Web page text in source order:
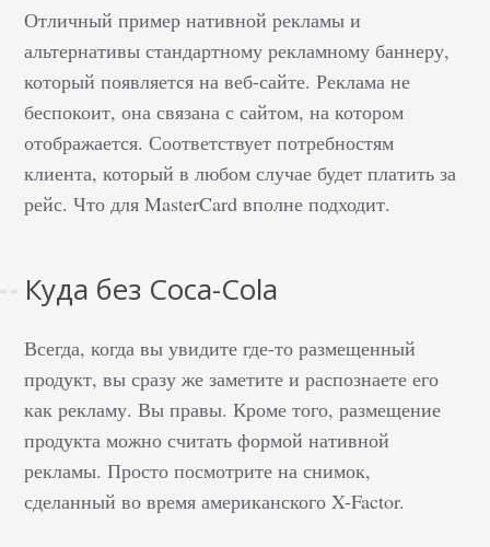
Отличный пример нативной рекламы и
альтернативы стандартному рекламному баннеру,
который появляется на веб-сайте. Реклама не
беспокоит, она связана с сайтом, на котором
отображается. Соответствует потребностям
клиента, который в любом случае будет платить за
рейс. Что для MasterCard вполне подходит.
Куда без Coca-Cola
Всегда, когда вы увидите где-то размещенный
продукт, вы сразу же заметите и распознаете его
как рекламу. Вы правы. Кроме того, размещение
продукта можно считать формой нативной
рекламы. Просто посмотрите на снимок,
сделанный во время американского X-Factor.